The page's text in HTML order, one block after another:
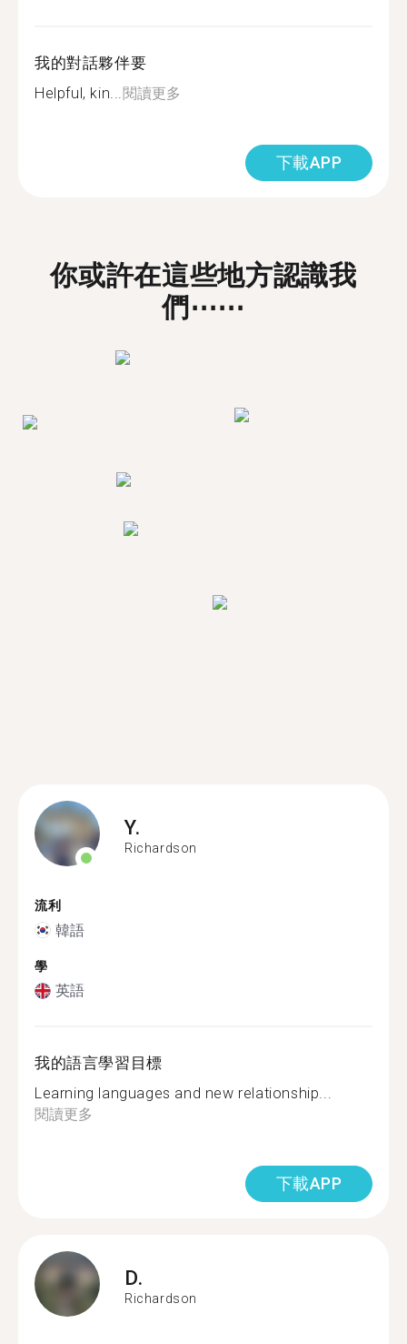
我的對話夥伴要
Helpful, kin...閱讀更多
下載APP
你或許在這些地方認識我
們⋯⋯
Y.
Richardson
流利
韓語
學
英語
我的語言學習目標
Learning languages and new relationship...
閱讀更多
下載APP
D.
Richardson